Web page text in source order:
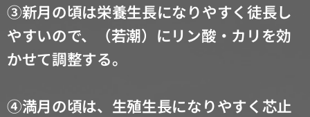
③新月の頃は栄養生長になりやすく徒長し
やすいので、
（若潮）にリン酸・カリを効
かせて調整する。
④満月の頃は、生殖生長になりやすく芯止